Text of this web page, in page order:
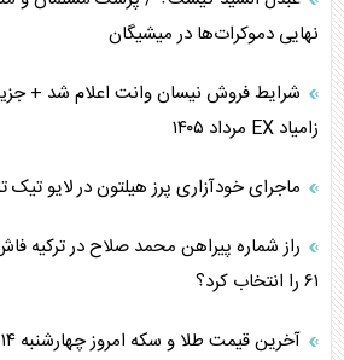
همسویی عربستان با سنتکام علیه متحدان
ترامپ و توهم خلع سلاح حماس
چرا کویت به دنبال شریک امنیتی جدید
اعتراف غرب به قدرت ایران در تثبیت
خطای راهبردی ترامپ مقابل برزیل
نهایی دموکرات‌ها در میشیگان
شرایط فروش نیسان وانت اعلام شد +
زامیاد EX مرداد ۱۴۰۵
ماجرای خودآزاری پرز هیلتون در لایو تیک
راز شماره پیراهن محمد صلاح در ترکیه
۶۱ را انتخاب کرد؟